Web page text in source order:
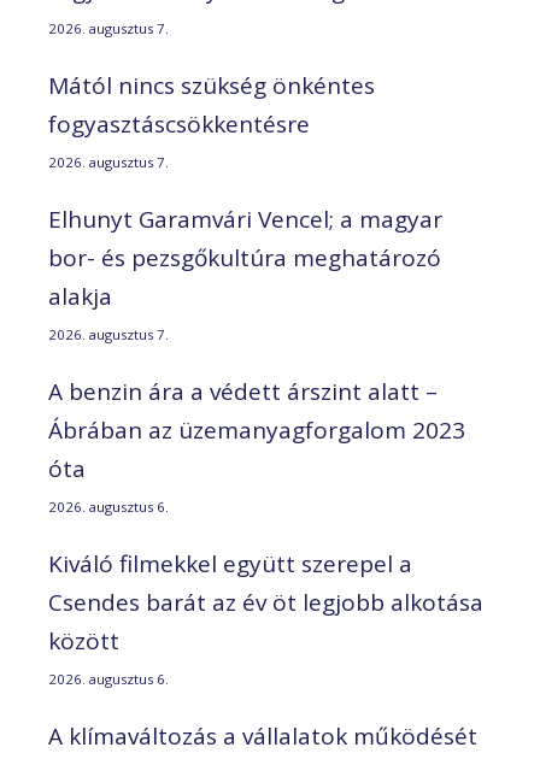
2026. augusztus 7.
Mától nincs szükség önkéntes
fogyasztáscsökkentésre
2026. augusztus 7.
Elhunyt Garamvári Vencel; a magyar
bor- és pezsgőkultúra meghatározó
alakja
2026. augusztus 7.
A benzin ára a védett árszint alatt –
Ábrában az üzemanyagforgalom 2023
óta
2026. augusztus 6.
Kiváló filmekkel együtt szerepel a
Csendes barát az év öt legjobb alkotása
között
2026. augusztus 6.
A klímaváltozás a vállalatok működését